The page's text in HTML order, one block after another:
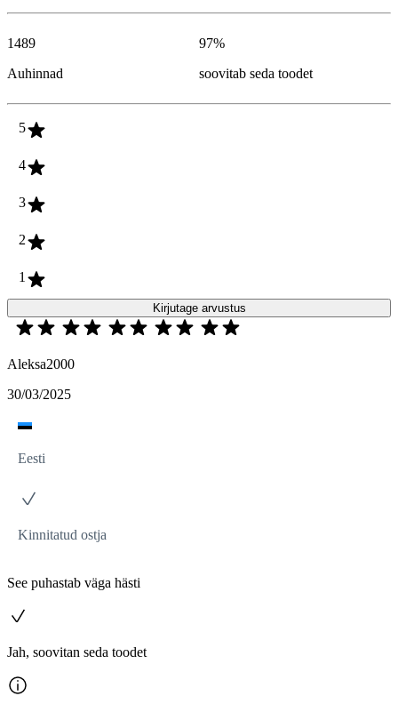
1489
Auhinnad
97%
soovitab seda toodet
5
4
3
2
1
Kirjutage arvustus
Aleksa2000
30/03/2025
Eesti
Kinnitatud ostja
See puhastab väga hästi
Jah, soovitan seda toodet